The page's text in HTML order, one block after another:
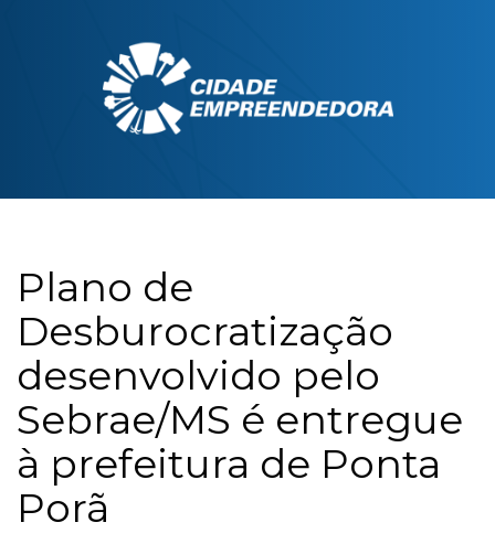
Plano de
Desburocratização
desenvolvido pelo
Sebrae/MS é entregue
à prefeitura de Ponta
Porã